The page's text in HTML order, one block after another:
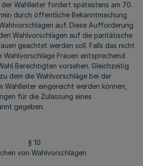
Wahlleiter fordert spätestens am 70.
durch öffentliche Bekanntmachung
auf. Diese Aufforderung
Wahlvorschlägen auf die paritätische
geachtet werden soll. Falls das nicht
Wahlvorschläge Frauen entsprechend
Berechtigten vorsehen. Gleichzeitig
dem die Wahlvorschläge bei der
Wahlleiter eingereicht werden können,
für die Zulassung eines
gegeben.
§ 10
von Wahlvorschlägen